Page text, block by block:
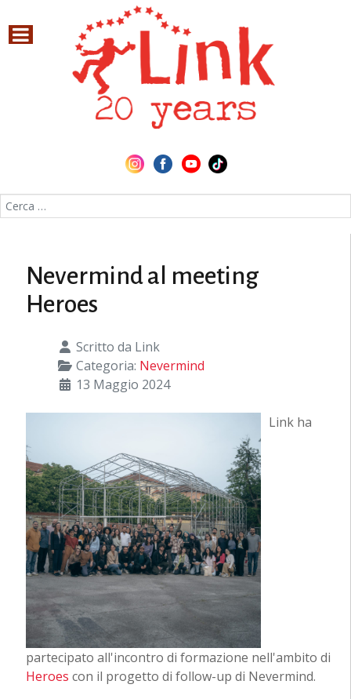
Cerca nel sito
Nevermind al meeting
Heroes
Scritto da Link
Categoria: Nevermind
13 Maggio 2024
Link ha
partecipato all'incontro di formazione nell'ambito di
Heroes con il progetto di follow-up di Nevermind.